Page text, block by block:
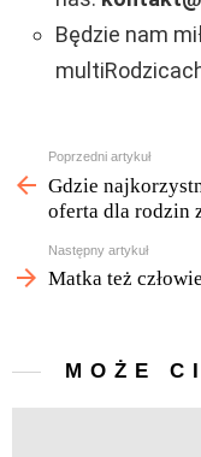
Będzie nam
Zobacz
więcej
Poprzedni artykuł
Gdzie
oferta dla rodzin
Następny artykuł
Matka też
MOŻE